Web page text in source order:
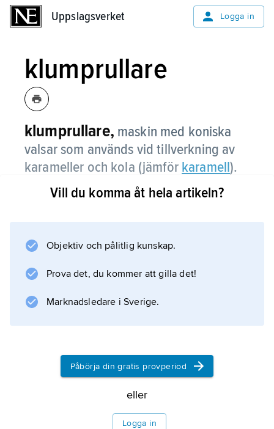
Uppslagsverket Logga in
klumprullare
klumprullare, maskin med koniska
valsar som används vid tillverkning av
karameller och kola (jämför karamell).
Information om artikeln
Vill du komma åt hela artikeln?
Objektiv och pålitlig kunskap.
Prova det, du kommer att gilla det!
Marknadsledare i Sverige.
Påbörja din gratis provperiod
eller
Logga in